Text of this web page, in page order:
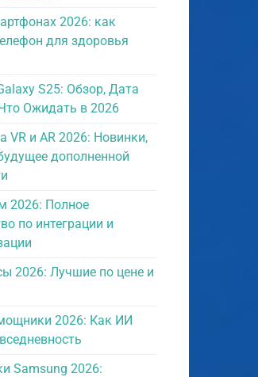
2026: как
для здоровья
S25: Обзор, Дата
Ожидать в 2026
VR и AR 2026: Новинки,
дополненной
2026: Полное
по интеграции и
2026: Лучшие по цене и
2026: Как ИИ
Samsung 2026: